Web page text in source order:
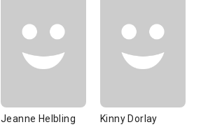
Jeanne Helbling Kinny Dorlay